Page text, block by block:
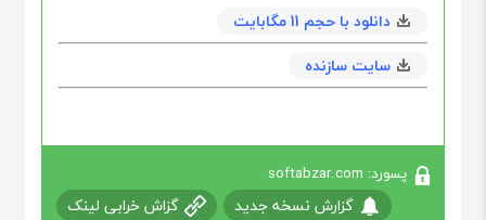
دانلود با حجم 11 مگابايت
سایت سازنده
پسورد: softabzar.com
گزارش نسخه جدید گزاش خرابی لینک